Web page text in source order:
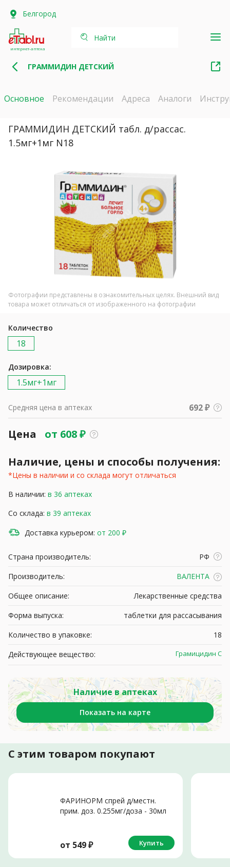
Белгород
интернет-аптека
Найти
ГРАММИДИН ДЕТСКИЙ
Основное Рекомендации Адреса Аналоги
ГРАММИДИН ДЕТСКИЙ табл. д/рассас.
1.5мг+1мг N18
Фотографии представлены в ознакомительных целях. Внешний вид
товара может отличаться от изображенного на фотографии
Количество
18
Дозировка:
1.5мг+1мг
Средняя цена в аптеках 692 ₽
Цена от 608₽
Наличие, цены и способы получения:
*Цены в наличии и со склада могут отличаться
В наличии: в 36 аптеках
Со склада: в 39 аптеках
Доставка курьером: от 200 ₽
Страна производитель:
РФ
Производитель:
ВАЛЕНТА
Общее описание:
Лекарственные средства
Форма выпуска:
таблетки для рассасывания
Количество в упаковке:
18
Действующее вещество:
Грамицидин С
Наличие в аптеках
Показать на карте
С этим товаром покупают
ФАРИНОРМ спрей д/местн.
прим. доз. 0.255мг/доза - 30мл
от 549₽ Купить